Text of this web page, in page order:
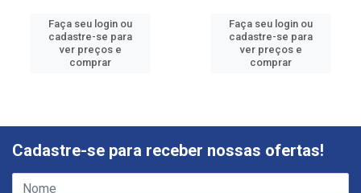
Faça seu login ou
cadastre-se para
ver preços e
comprar
Faça seu login ou
cadastre-se para
ver preços e
comprar
Cadastre-se para receber nossas ofertas!